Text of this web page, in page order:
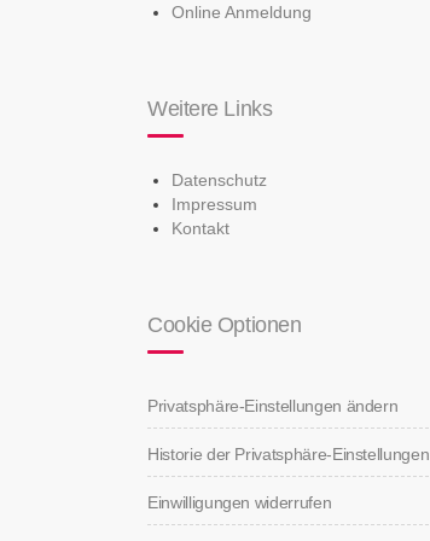
Online Anmeldung
Weitere Links
Datenschutz
Impressum
Kontakt
Cookie Optionen
Privatsphäre-Einstellungen ändern
Historie der Privatsphäre-Einstellungen
Einwilligungen widerrufen